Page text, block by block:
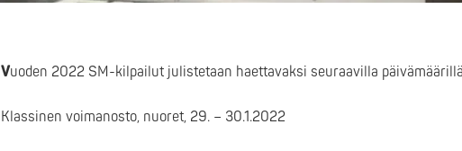
Vuoden 2022 SM-kilpailut julistetaan haettavaksi seuraavilla
Klassinen voimanosto, nuoret, 29. – 30.1.2022